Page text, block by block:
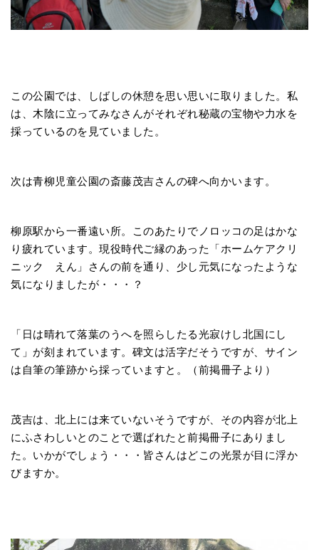
この公園では、しばしの休憩を思い思いに取りました。私
は、木陰に立ってみなさんがそれぞれ秘蔵の宝物や力水を
採っているのを見ていました。
次は青柳児童公園の斎藤茂吉さんの碑へ向かいます。
柳原駅から一番遠い所。このあたりでノロッコの足はかな
り疲れています。現役時代ご縁のあった「ホームケアクリ
ニック えん」さんの前を通り、少し元気になったような
気になりましたが・・・？
「日は晴れて落葉のうへを照らしたる光寂けし北国にし
て」が刻まれています。碑文は活字だそうですが、サイン
は自筆の筆跡から採っていますと。（前掲冊子より）
茂吉は、北上には来ていないそうですが、その内容が北上
にふさわしいとのことで選ばれたと前掲冊子にありまし
た。いかがでしょう・・・皆さんはどこの光景が目に浮か
びますか。